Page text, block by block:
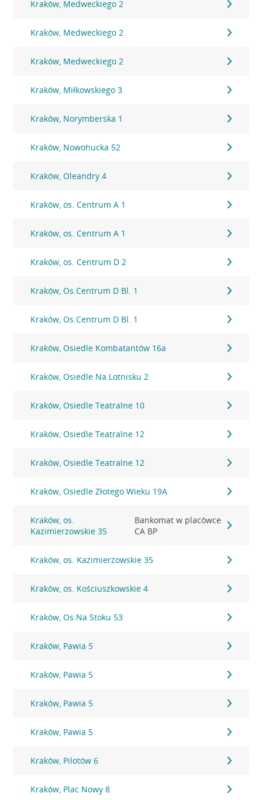
Kraków, Medweckiego 2
Kraków, Medweckiego 2
Kraków, Medweckiego 2
Kraków, Miłkowskiego 3
Kraków, Norymberska 1
Kraków, Nowohucka 52
Kraków, Oleandry 4
Kraków, os. Centrum A 1
Kraków, os. Centrum A 1
Kraków, os. Centrum D 2
Kraków, Os.Centrum D Bl. 1
Kraków, Os.Centrum D Bl. 1
Kraków, Osiedle Kombatantów 16a
Kraków, Osiedle Na Lotnisku 2
Kraków, Osiedle Teatralne 10
Kraków, Osiedle Teatralne 12
Kraków, Osiedle Teatralne 12
Kraków, Osiedle Złotego Wieku 19A
Kraków, os.
Kazimierzowskie 35
Bankomat w placówce
CA BP
Kraków, os. Kazimierzowskie 35
Kraków, os. Kościuszkowskie 4
Kraków, Os.Na Stoku 53
Kraków, Pawia 5
Kraków, Pawia 5
Kraków, Pawia 5
Kraków, Pawia 5
Kraków, Pilotów 6
Kraków, Plac Nowy 8